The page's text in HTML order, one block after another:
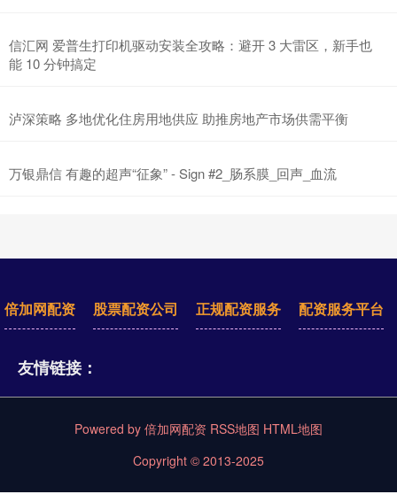
信汇网 爱普生打印机驱动安装全攻略：避开 3 大雷区，新手也
能 10 分钟搞定
泸深策略 多地优化住房用地供应 助推房地产市场供需平衡
万银鼎信 有趣的超声“征象” - Sign #2_肠系膜_回声_血流
倍加网配资 股票配资公司 正规配资服务 配资服务平台
友情链接：
Powered by 倍加网配资 RSS地图 HTML地图
Copyright © 2013-2025